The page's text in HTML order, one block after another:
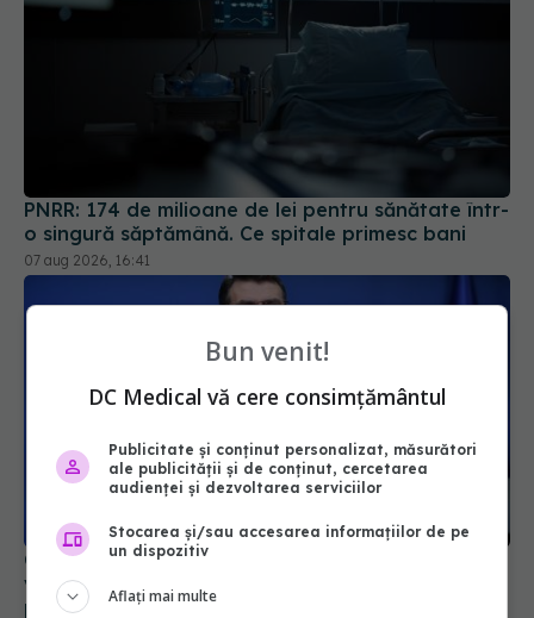
PNRR: 174 de milioane de lei pentru sănătate într-
o singură săptămână. Ce spitale primesc bani
07 aug 2026, 16:41
Conf. Horațiu Moldovan, anunț pentru pacienții
vârstnici: Aparținătorii le vor putea face
programările medicale online
Bun venit!
DC Medical vă cere consimțământul
Publicitate și conținut personalizat, măsurători
ale publicității și de conținut, cercetarea
audienței și dezvoltarea serviciilor
Stocarea și/sau accesarea informațiilor de pe
un dispozitiv
Aflați mai multe